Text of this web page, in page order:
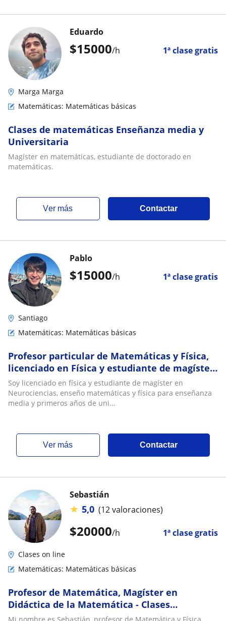
$15000/h 1ª clase gratis
Eduardo
Marga Marga
Matemáticas: Matemáticas básicas
Clases de matemáticas Enseñanza media y
Universitaria
Magíster en matemáticas, estudiante de doctorado en
matemáticas.
ver más Contactar
$15000/h 1ª clase gratis
Pablo
Santiago
Matemáticas: Matemáticas básicas
Profesor particular de Matemáticas y Física,
licenciado en Física y estudiante de magíster
en Neurociencias
Soy licenciado en física y estudiante de magíster en
Neurociencias, enseño matemáticas y física para enseñanza
media y primeros años de uni...
ver más Contactar
$20000/h 1ª clase gratis
Sebastián
★ 5,0 (12 valoraciones)
Clases on line
Matemáticas: Matemáticas básicas
Profesor de Matemática, Magíster en
Didáctica de la Matemática - Clases
particulares para apoyo en todos los niveles -